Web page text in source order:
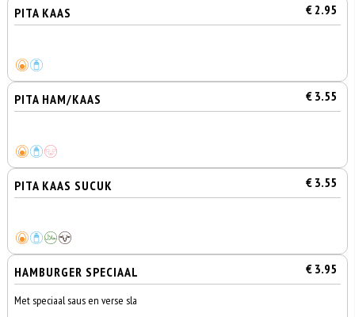
PITA KAAS € 2.95
PITA HAM/KAAS € 3.55
PITA KAAS SUCUK € 3.55
HAMBURGER SPECIAAL € 3.95
Met speciaal saus en verse sla